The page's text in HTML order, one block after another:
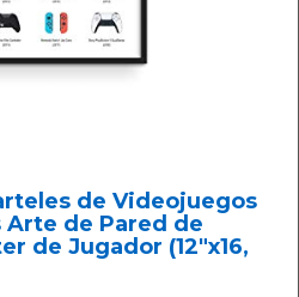
de Videojuegos
Arte de Pared de
de Jugador (12"x16,